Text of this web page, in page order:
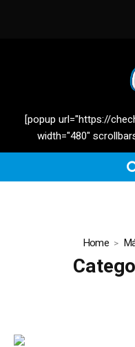
[popup url="https://
width="480"
Home